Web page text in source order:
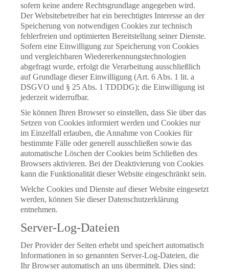
sofern keine andere Rechtsgrundlage angegeben wird.
Der Websitebetreiber hat ein berechtigtes Interesse an der
Speicherung von notwendigen Cookies zur technisch
fehlerfreien und optimierten Bereitstellung seiner Dienste.
Sofern eine Einwilligung zur Speicherung von Cookies
und vergleichbaren Wiedererkennungstechnologien
abgefragt wurde, erfolgt die Verarbeitung ausschließlich
auf Grundlage dieser Einwilligung (Art. 6 Abs. 1 lit. a
DSGVO und § 25 Abs. 1 TDDDG); die Einwilligung ist
jederzeit widerrufbar.
Sie können Ihren Browser so einstellen, dass Sie über das
Setzen von Cookies informiert werden und Cookies nur
im Einzelfall erlauben, die Annahme von Cookies für
bestimmte Fälle oder generell ausschließen sowie das
automatische Löschen der Cookies beim Schließen des
Browsers aktivieren. Bei der Deaktivierung von Cookies
kann die Funktionalität dieser Website eingeschränkt sein.
Welche Cookies und Dienste auf dieser Website eingesetzt
werden, können Sie dieser Datenschutzerklärung
entnehmen.
Server-Log-Dateien
Der Provider der Seiten erhebt und speichert automatisch
Informationen in so genannten Server-Log-Dateien, die
Ihr Browser automatisch an uns übermittelt. Dies sind: